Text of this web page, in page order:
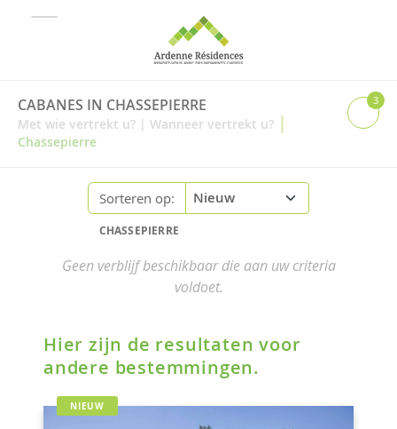
CABANES IN CHASSEPIERRE
Met wie vertrekt u? | Wanneer vertrekt u? |
Chassepierre
3
Sorteren op:
CHASSEPIERRE
Geen verblijf beschikbaar die aan uw criteria
voldoet.
Hier zijn de resultaten voor
andere bestemmingen.